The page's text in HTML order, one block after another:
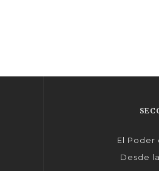
El Poder
Desde